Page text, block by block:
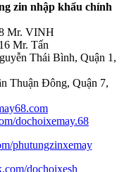
zin nhập khẩu chính
Mr. VINH
Mr. Tấn
Thái Bình, Quận 1,
Thuận Đông, Quận 7,
dochoixemay.68
phutungzinxemay
dochoixesh